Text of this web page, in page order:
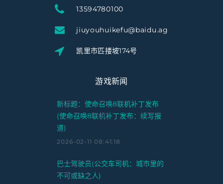
13594780100
jiuyouhuikefu@baidu.ag
凯里市匹搂坡174号
游戏新闻
新标题：使命召唤8联机补丁发布
(使命召唤8联机补丁发布：续写报
道)
2026-02-11 08:41:18
巴士驾驶员(公交车司机：城市里的
不可或缺之人)